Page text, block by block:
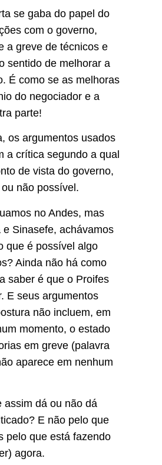
se gaba do papel do
com o governo,
a greve de técnicos e
sentido de melhorar a
É como se as melhoras
do negociador e a
parte!
os argumentos usados
a crítica segundo a qual
de vista do governo,
não possível.
no Andes, mas
Sinasefe, achávamos
que é possível algo
Ainda não há como
saber é que o Proifes
E seus argumentos
não incluem, em
momento, o estado
em greve (palavra
aparece em nenhum
assim dá ou não dá
E não pelo que
pelo que está fazendo
agora.